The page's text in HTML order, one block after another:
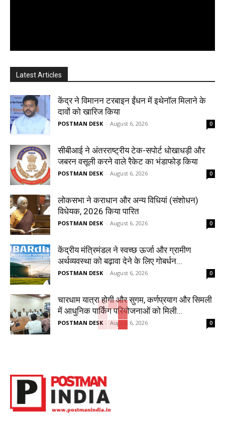
Latest Articles
केंद्र ने विमानन टरबाइन ईंधन में इथेनॉल मिलाने के
दावों को खारिज किया
POSTMAN DESK - August 6, 2026 0
सीबीआई ने अंतरराष्ट्रीय टेक-सपोर्ट धोखाधड़ी और
जबरन वसूली करने वाले रैकेट का भंडाफोड़ किया
POSTMAN DESK - August 6, 2026 0
लोकसभा ने कराधान और अन्य विधियां (संशोधन)
विधेयक, 2026 किया पारित
POSTMAN DESK - August 6, 2026 0
केंद्रीय मंत्रिमंडल ने स्वच्छ ऊर्जा और ग्रामीण
अर्थव्यवस्था को बढ़ावा देने के लिए गोबर्धन...
POSTMAN DESK - August 6, 2026 0
चारधाम यात्रा होगी और सुगम, कर्णप्रयाग और सिमली
में आधुनिक पार्किंग परियोजनाओं को मिली...
POSTMAN DESK - August 6, 2026 0